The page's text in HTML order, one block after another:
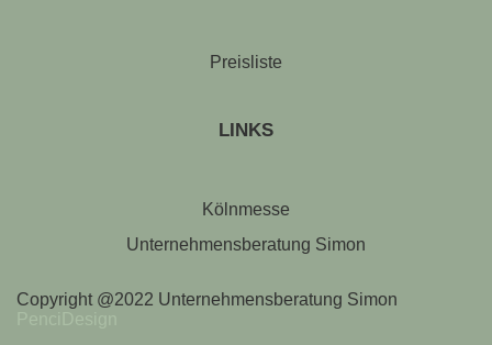
Preisliste
LINKS
Kölnmesse
Unternehmensberatung Simon
Copyright @2022 Unternehmensberatung Simon